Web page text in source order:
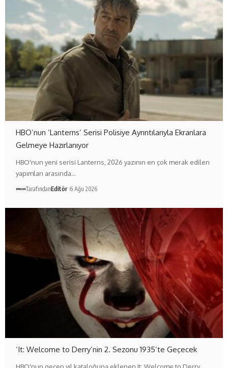
HBO’nun ‘Lanterns’ Serisi Polisiye Ayrıntılarıyla Ekranlara
Gelmeye Hazırlanıyor
HBO'nun yeni serisi Lanterns, 2026 yazının en çok merak edilen
yapımları arasında…
TarafındanEditör 6 Ağu 2026
‘It: Welcome to Derry’nin 2. Sezonu 1935’te Geçecek